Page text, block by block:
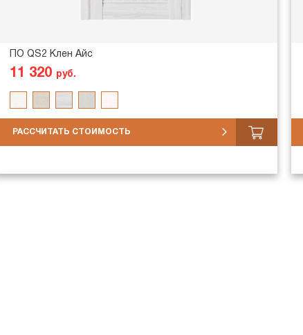
ПО QS2 Клен Айс
11 320 руб.
РАССЧИТАТЬ СТОИМОСТЬ